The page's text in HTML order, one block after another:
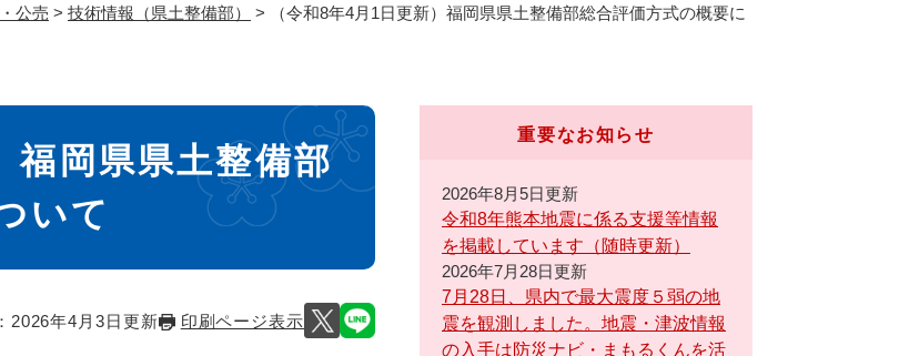
公売 > 技術情報（県土整備部） >
（令和8年4月1日更新）福岡県県土整備部総合評価方式の概要に
福岡県県土整備部
いて
2026年4月3日更新 印刷ページ表示
重要なお知らせ
2026年8月5日更新
令和8年熊本地震に係る支援等情報
を掲載しています（随時更新）
2026年7月28日更新
7月28日、県内で最大震度５弱の地
震を観測しました。地震・津波情報
の入手は防災ナビ・まもるくんを活